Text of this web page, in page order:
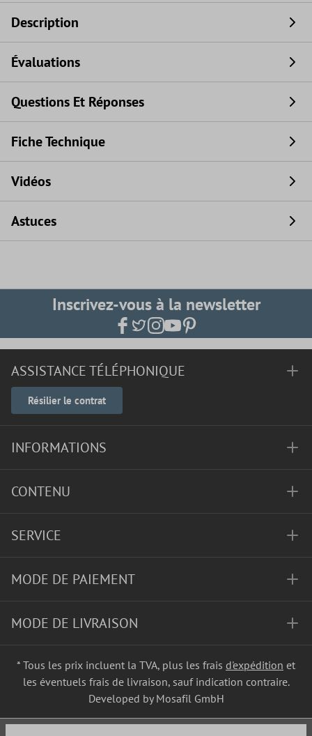
Description
Évaluations
Questions Et Réponses
Fiche Technique
Vidéos
Astuces
Inscrivez-vous à la newsletter
ASSISTANCE TÉLÉPHONIQUE
Résilier le contrat
INFORMATIONS
CONTENU
SERVICE
MODE DE PAIEMENT
MODE DE LIVRAISON
* Tous les prix incluent la TVA, plus les frais d'expédition et
les éventuels frais de livraison, sauf indication contraire.
Developed by Mosafil GmbH